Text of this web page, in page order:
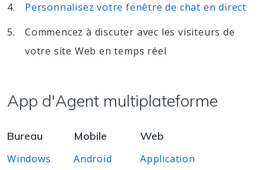
Personnalisez votre fenêtre de chat en direct
Commencez à discuter avec les visiteurs de
votre site Web en temps réel
App d'Agent multiplateforme
Bureau
Windows
Mobile
Android
Web
Application